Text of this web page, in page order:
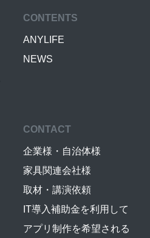
CONTENTS
ANYLIFE
NEWS
CONTACT
企業様・自治体様
家具関連会社様
取材・講演依頼
IT導入補助金を利用して
アプリ制作を希望される